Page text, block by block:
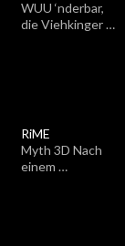
WUU ‘nderbar,
die Viehkinger …
RiME
Myth 3D Nach
einem …